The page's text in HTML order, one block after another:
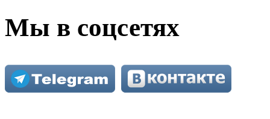
Мы в соцсетях